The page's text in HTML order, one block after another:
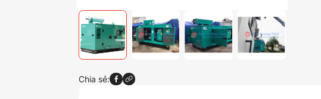
Chia sẻ: